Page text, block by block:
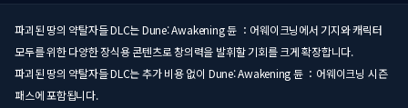
파괴된 땅의 약탈자들 DLC는 Dune: Awakening 듄 ：어웨이크닝에서 기지와 캐릭터
모두를 위한 다양한 장식용 콘텐츠로 창의력을 발휘할 기회를 크게 확장합니다.
파괴된 땅의 약탈자들 DLC는 추가 비용 없이 Dune: Awakening 듄 ：어웨이크닝 시즌
패스에 포함됩니다.